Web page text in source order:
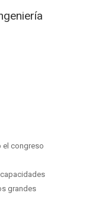
el congreso
capacidades
grandes